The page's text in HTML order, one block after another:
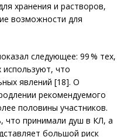
хранения и растворов,
возможности для
следующее: 99 % тех,
используют, что
явлений [18]. О
рекомендуемого
половины участников.
что принимали душ в КЛ, а
большой риск